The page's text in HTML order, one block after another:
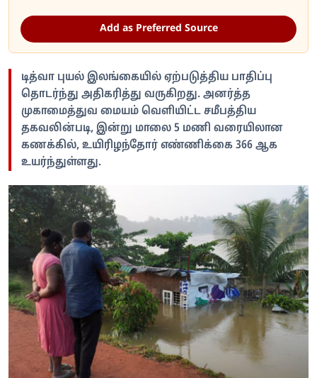
Add as Preferred Source
டித்வா புயல் இலங்கையில் ஏற்படுத்திய பாதிப்பு
தொடர்ந்து அதிகரித்து வருகிறது. அனர்த்த
முகாமைத்துவ மையம் வெளியிட்ட சமீபத்திய
தகவலின்படி, இன்று மாலை 5 மணி வரையிலான
கணக்கில், உயிரிழந்தோர் எண்ணிக்கை 366 ஆக
உயர்ந்துள்ளது.